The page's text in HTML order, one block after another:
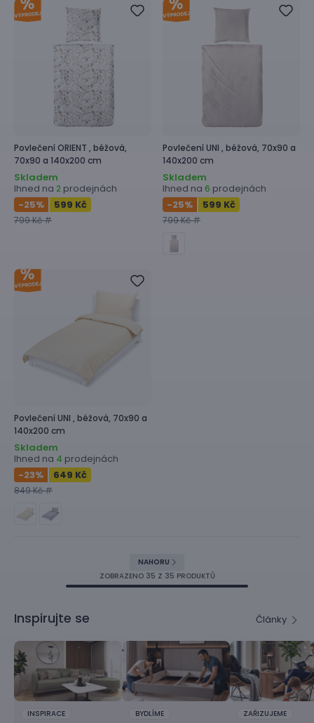
PovlečeníORIENT , béžová,
70x90 a 140x200 cm
Skladem
Ihned na 2 prodejnách
-25% 599 Kč
799 Kč #
PovlečeníUNI , béžová, 70x90 a
140x200 cm
Skladem
Ihned na 6 prodejnách
-25% 599 Kč
799 Kč #
PovlečeníUNI , béžová, 70x90 a
140x200 cm
Skladem
Ihned na 4 prodejnách
-23% 649 Kč
849 Kč #
NAHORU
ZOBRAZENO 35 Z 35 PRODUKTŮ
Inspirujte se Články
INSPIRACE BYDLÍME ZAŘIZUJEME